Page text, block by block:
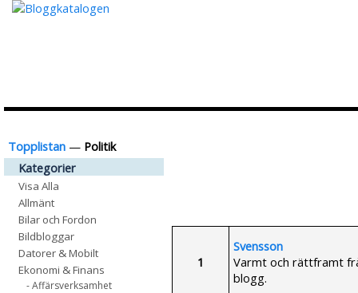
Topplistan — Politik
Kategorier
Visa Alla
Allmänt
Bilar och Fordon
Bildbloggar
Datorer & Mobilt
Ekonomi & Finans
- Affärsverksamhet
1
Svensson
Varmt och rättframt
blogg.